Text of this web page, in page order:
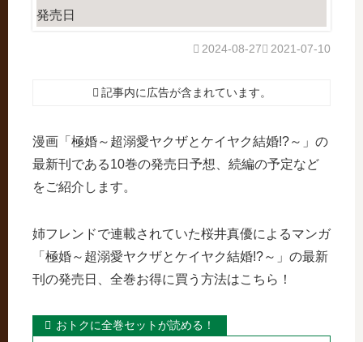
2021-07-10
2024-08-27
記事内に広告が含まれています。
漫画「極婚～超溺愛ヤクザとケイヤク結婚!?～」の
最新刊である10巻の発売日予想、続編の予定など
をご紹介します。
姉フレンドで連載されていた桜井真優によるマンガ
「極婚～超溺愛ヤクザとケイヤク結婚!?～」の最新
刊の発売日、全巻お得に買う方法はこちら！
おトクに全巻セットが読める！